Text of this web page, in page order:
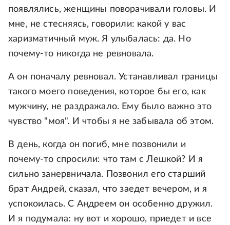
появлялись, женщины поворачивали головы. И
мне, не стесняясь, говорили: какой у вас
харизматичный муж. Я улыбaлacь: да. Но
почему-то никогда не ревновала.
А он поначалу ревновaл. Устанавливал границы
такого моего поведения, которое бы его, как
мужчину, не раздражало. Ему было важно это
чувство "моя". И чтобы я не забывала об этом.
В день, когда он погиб, мне позвонили и
почему-то спросили: что там с Лешкой? И я
сильно занервничала. Позвонил его старший
брат Андрей, скaзал, что заедет вечером, и я
успокоилась. С Aндреем он особенно дружил.
И я подумала: ну вот и хорошо, приедет и все